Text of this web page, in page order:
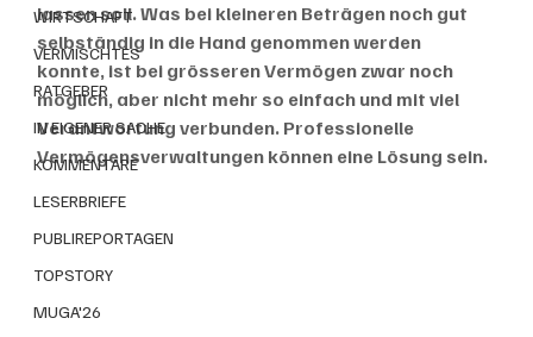
WIRTSCHAFT
VERMISCHTES
RATGEBER
IN EIGENER SACHE
KOMMENTARE
LESERBRIEFE
PUBLIREPORTAGEN
TOPSTORY
MUGA'26
lassen soll. Was bei kleineren Beträgen noch gut
selbständig in die Hand genommen werden
konnte, ist bei grösseren Vermögen zwar noch
möglich, aber nicht mehr so einfach und mit viel
Verantwortung verbunden. Professionelle
Vermögensverwaltungen können eine Lösung sein.